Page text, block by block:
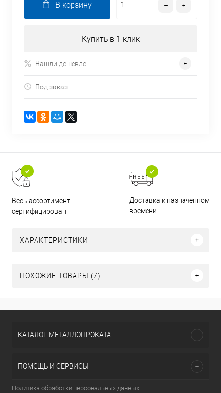
В корзину
Купить в 1 клик
Нашли дешевле
Под заказ
Весь ассортимент
сертифицирован
Доставка к назначенному
времени
ХАРАКТЕРИСТИКИ
ПОХОЖИЕ ТОВАРЫ (7)
КАТАЛОГ МЕТАЛЛОПРОКАТА
ПОМОЩЬ И СЕРВИСЫ
Политика обработки персональных данных